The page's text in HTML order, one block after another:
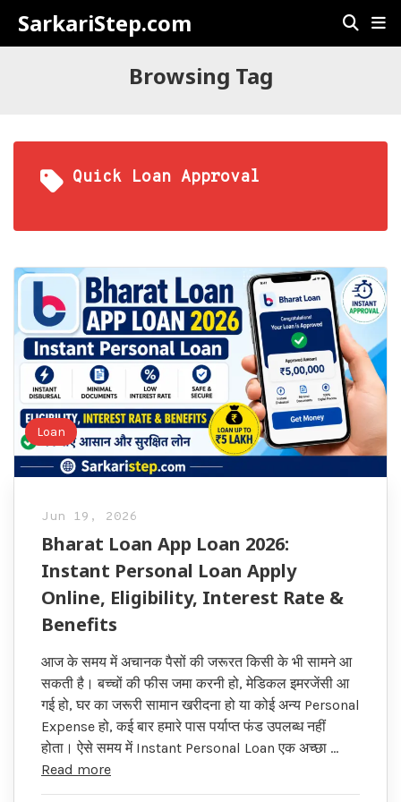
SarkariStep.com
Browsing Tag
Quick Loan Approval
Loan
Jun 19, 2026
Bharat Loan App Loan 2026:
Instant Personal Loan Apply
Online, Eligibility, Interest Rate &
Benefits
आज के समय में अचानक पैसों की जरूरत किसी के भी सामने आ
सकती है। बच्चों की फीस जमा करनी हो, मेडिकल इमरजेंसी आ
गई हो, घर का जरूरी सामान खरीदना हो या कोई अन्य Personal
Expense हो, कई बार हमारे पास पर्याप्त फंड उपलब्ध नहीं
होता। ऐसे समय में Instant Personal Loan एक अच्छा …
Read more